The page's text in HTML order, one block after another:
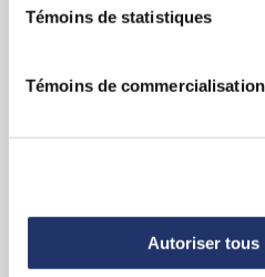
».
Témoins de statistiques
Témoins de commercialisation
Autoriser tous